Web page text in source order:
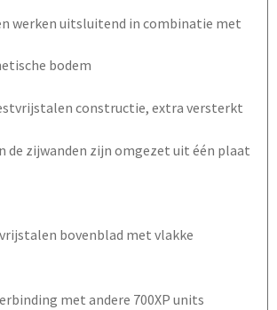
werken uitsluitend in combinatie met
bodem
constructie, extra versterkt
de zijwanden zijn omgezet uit één plaat
bovenblad met vlakke
met andere 700XP units